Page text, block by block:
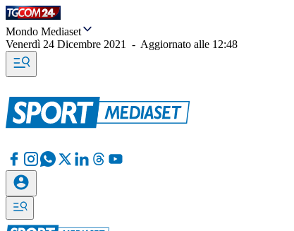
Mondo Mediaset
Venerdì 24 Dicembre 2021
- Aggiornato alle 12:48